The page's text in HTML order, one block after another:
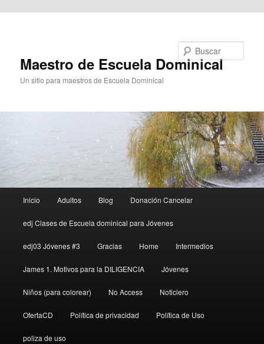
Maestro de Escuela Dominical
Un sitio para maestros de Escuela Dominical
principal
Inicio Adultos Blog Donación Cancelar
edj Clases de Escuela dominical para Jóvenes
edj03 Jóvenes #3 Gracias Home Intermedios
James 1. Motivos para la DILIGENCIA Jóvenes
Niños (para colorear) No Access Noticiero
OfertaCD Política de privacidad Política de Uso
poliza de uso